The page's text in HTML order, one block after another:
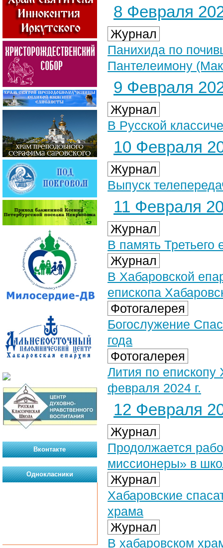
8 Февраля
Журнал
Панихида по
Пантелеимону
9 Февраля
Журнал
В Русской
10 Февраля
Журнал
Выпуск
11 Февраля
Журнал
В память Третьего
Журнал
В Хабаровской
епископа
Фотогалерея
Богослужение
года
Фотогалерея
Лития по епископу
февраля 2024 г.
12 Февраля
Журнал
Продолжается
миссионеры» в
Журнал
Хабаровские
храма
Журнал
В хабаровском
Вконтакте
Однокласники